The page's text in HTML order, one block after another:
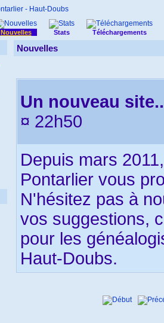
Nouvelles Stats Téléchargements
Nouvelles
Un nouveau
¤ 22h50
Depuis mars
Pontarlier vous
N'hésitez pas à
vos suggestions,
pour les
Haut-Doubs.